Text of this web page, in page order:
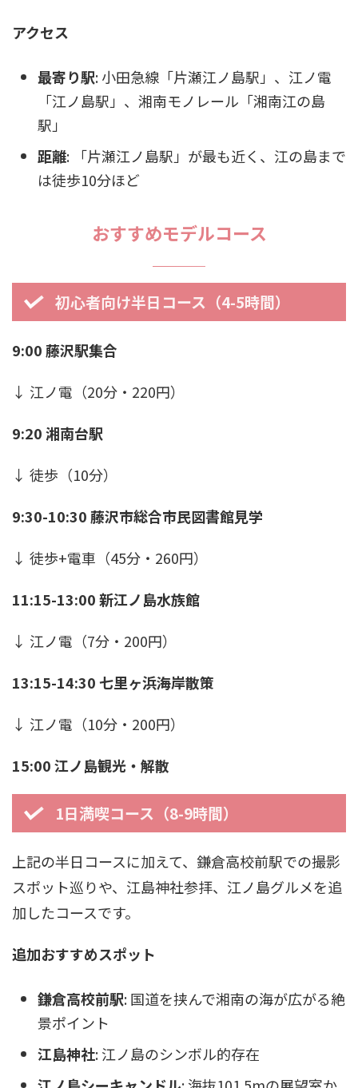
アクセス
最寄り駅: 小田急線「片瀬江ノ島駅」、江ノ電
「江ノ島駅」、湘南モノレール「湘南江の島
駅」
距離: 「片瀬江ノ島駅」が最も近く、江の島まで
は徒歩10分ほど
おすすめモデルコース
初心者向け半日コース（4-5時間）
9:00 藤沢駅集合
↓ 江ノ電（20分・220円）
9:20 湘南台駅
↓ 徒歩（10分）
9:30-10:30 藤沢市総合市民図書館見学
↓ 徒歩+電車（45分・260円）
11:15-13:00 新江ノ島水族館
↓ 江ノ電（7分・200円）
13:15-14:30 七里ヶ浜海岸散策
↓ 江ノ電（10分・200円）
15:00 江ノ島観光・解散
1日満喫コース（8-9時間）
上記の半日コースに加えて、鎌倉高校前駅での撮影
スポット巡りや、江島神社参拝、江ノ島グルメを追
加したコースです。
追加おすすめスポット
鎌倉高校前駅: 国道を挟んで湘南の海が広がる絶
景ポイント
江島神社: 江ノ島のシンボル的存在